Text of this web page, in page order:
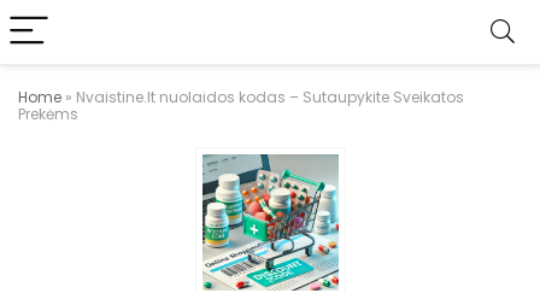
Home » Nvaistine.lt nuolaidos kodas – Sutaupykite Sveikatos
Prekėms